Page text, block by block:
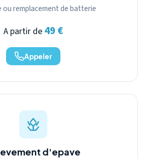
ou remplacement de batterie
A partir de 49 €
Appeler
d'epave